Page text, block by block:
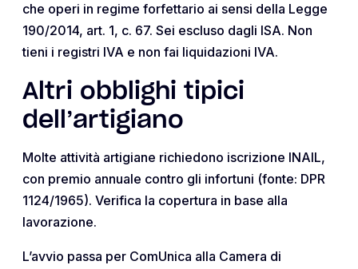
che operi in regime forfettario ai sensi della Legge
190/2014, art. 1, c. 67. Sei escluso dagli ISA. Non
tieni i registri IVA e non fai liquidazioni IVA.
Altri obblighi tipici
dell’artigiano
Molte attività artigiane richiedono iscrizione INAIL,
con premio annuale contro gli infortuni (fonte: DPR
1124/1965). Verifica la copertura in base alla
lavorazione.
L’avvio passa per ComUnica alla Camera di